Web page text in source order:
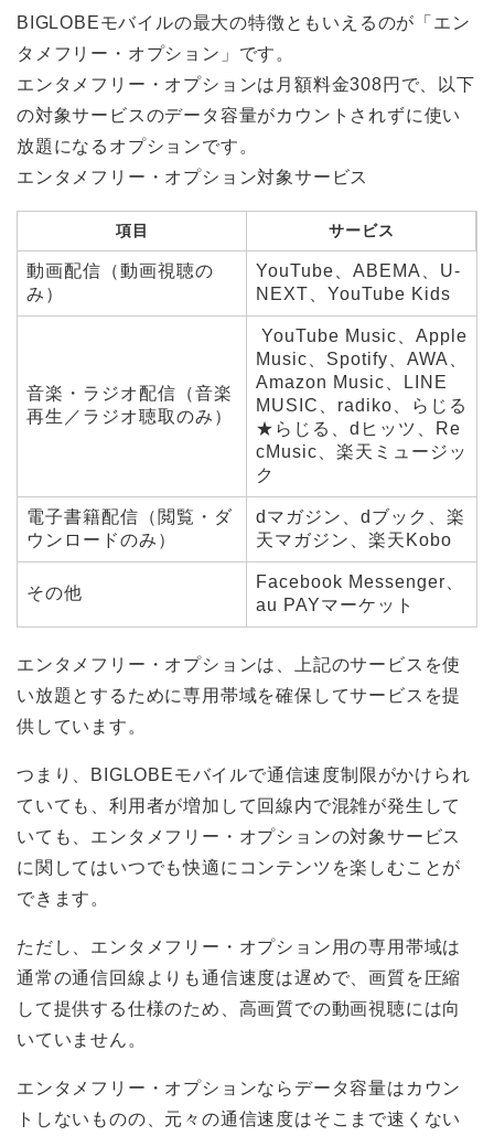
BIGLOBEモバイルの最大の特徴ともいえるのが「エン
タメフリー・オプション」です。
エンタメフリー・オプションは月額料金308円で、以下
の対象サービスのデータ容量がカウントされずに使い
放題になるオプションです。
エンタメフリー・オプション対象サービス
項目 サービス
動画配信（動画視聴の
み）
YouTube、ABEMA、U-
NEXT、YouTube Kids
音楽・ラジオ配信（音楽
再生／ラジオ聴取のみ）
YouTube Music、Apple
Music、Spotify、AWA、
Amazon Music、LINE
MUSIC、radiko、らじる
★らじる、dヒッツ、Re
cMusic、楽天ミュージッ
ク
電子書籍配信（閲覧・ダ
ウンロードのみ）
dマガジン、dブック、楽
天マガジン、楽天Kobo
その他
Facebook Messenger、
au PAYマーケット
エンタメフリー・オプションは、上記のサービスを使
い放題とするために専用帯域を確保してサービスを提
供しています。
つまり、BIGLOBEモバイルで通信速度制限がかけられ
ていても、利用者が増加して回線内で混雑が発生して
いても、エンタメフリー・オプションの対象サービス
に関してはいつでも快適にコンテンツを楽しむことが
できます。
ただし、エンタメフリー・オプション用の専用帯域は
通常の通信回線よりも通信速度は遅めで、画質を圧縮
して提供する仕様のため、高画質での動画視聴には向
いていません。
エンタメフリー・オプションならデータ容量はカウン
トしないものの、元々の通信速度はそこまで速くない
格安SIM
BIGLOBE
y.u mobile
楽天モバイル
LIBMO
IIJmio